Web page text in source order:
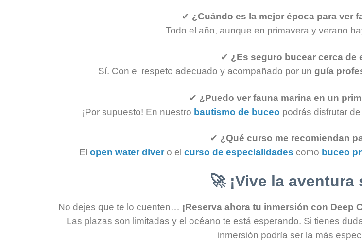
✔ ¿Cuándo es la mejor época para ver
Todo el año, aunque en primavera y verano
✔ ¿Es seguro bucear cerca de
Sí. Con el respeto adecuado y acompañado por un guía
✔ ¿Puedo ver fauna marina en un
¡Por supuesto! En nuestro bautismo de buceo podrás disfrutar
✔ ¿Qué curso me recomiendan
El open water divero el curso de especialidades como buceo
🚀 ¡Vive la aventura
No dejes que te lo cuenten… ¡Reserva ahora tu inmersión con Deep
Las plazas son limitadas y el océano te está esperando. Si tienes
inmersión podría ser la más